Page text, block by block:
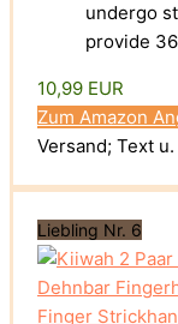
undergo
provide
10,99 EUR
Zum Amazon
Versand; Text
Liebling Nr. 6